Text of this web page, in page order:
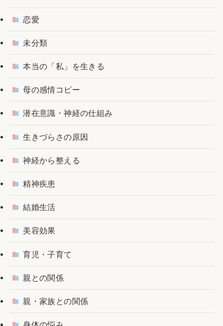
恋愛
未分類
本当の「私」を生きる
母の感情コピー
潜在意識・神経の仕組み
生きづらさの原因
神経から整える
精神疾患
結婚生活
美容効果
育児・子育て
親との関係
親・家族との関係